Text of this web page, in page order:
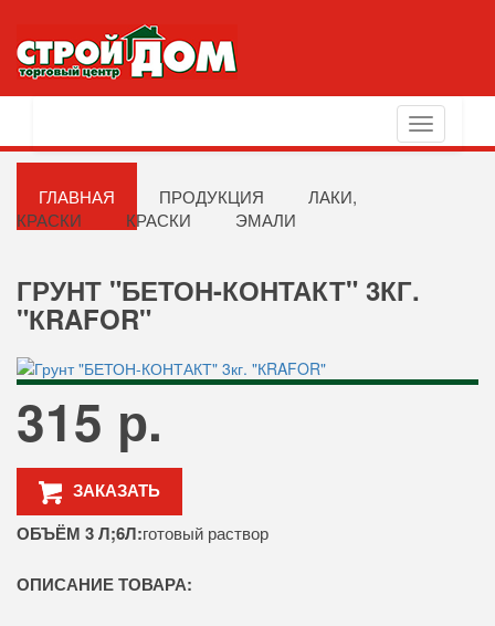
Toggle
navigation
ГЛАВНАЯ ПРОДУКЦИЯ
ЛАКИ,
КРАСКИ
КРАСКИ ЭМАЛИ
ГРУНТ "БЕТОН-КОНТАКТ" 3КГ.
"КRAFOR"
315 р.
ЗАКАЗАТЬ
ОБЪЁМ 3 Л;6Л:готовый раствор
ОПИСАНИЕ ТОВАРА: